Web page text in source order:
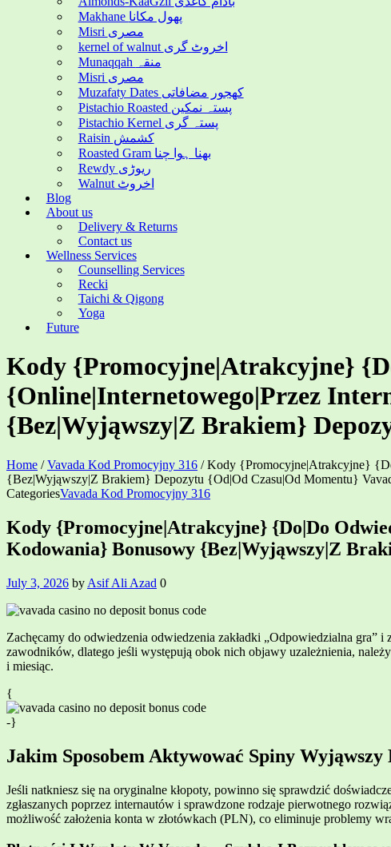
Makhane پھول مکانا
Misri مصری
kernel of walnut اخروٹ گری
Munaqqah منقہ
Misri مصری
Muzafaty Dates کھجور مضافاتی
Pistachio Roasted پستہ نمکین
Pistachio Kernel پستہ گری
Raisin کشمش
Roasted Gram بھنا ہوا چنا
Rewdy ریوڑی
Walnut اخروٹ
Blog
About us
Delivery & Returns
Contact us
Wellness Services
Counselling Services
Recki
Taichi & Qigong
Yoga
Future
Kody {Promocyjne|Atrakcyjne}
{Online|Internetowego|Przez
{Bez|Wyjąwszy|Z Brakiem}
Home /Vavada Kod Promocyjny 316 /Kody {Promocyjne|Atrakcyjne}
{Bez|Wyjąwszy|Z Brakiem} Depozytu {Od|Od Czasu|Od Momentu}
CategoriesVavada Kod Promocyjny 316
Kody {Promocyjne|Atrakcyjne} {Do|Do
Kodowania} Bonusowy {Bez|Wyjąwszy|Z
July 3, 2026 by Asif Ali Azad 0
Zachęcamy do odwiedzenia odwiedzenia zakładki „Odpowiedzialna gra”
zawodników, dlatego jeśli występują obok nich objawy uzależnienia,
i miesiąc.
{
-}
Jakim Sposobem Aktywować Spiny
Jeśli natkniesz się na oryginalne kłopoty, powinno się sprawdzić
zgłaszanych poprzez internautów i sprawdzone rodzaje pierwotnego
możliwość założenia konta w złotówkach (PLN), co eliminuje problemy